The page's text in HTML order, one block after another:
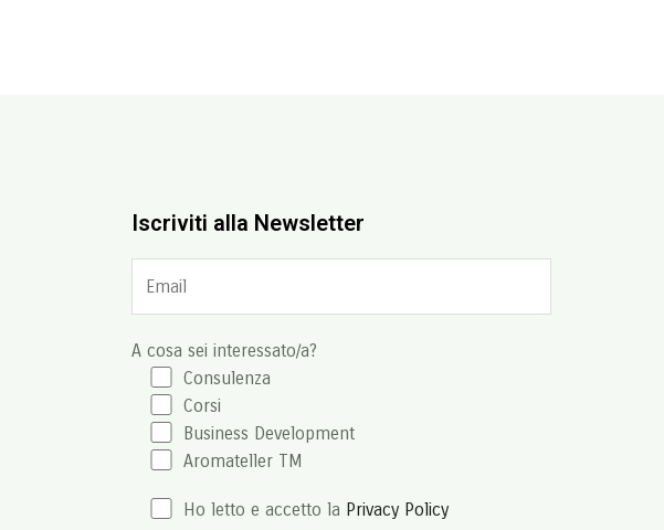
Iscriviti alla Newsletter
A cosa sei interessato/a?
Consulenza
Corsi
Business Development
Aromateller TM
Ho letto e accetto la Privacy Policy